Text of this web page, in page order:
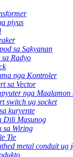
piyus
sa Sakyanan
Radyo
nga Kontroler
sa Vector
nga
switch ug socket
kuryente
Dili Masunog
sa Wiring
Tie
metal conduit ug